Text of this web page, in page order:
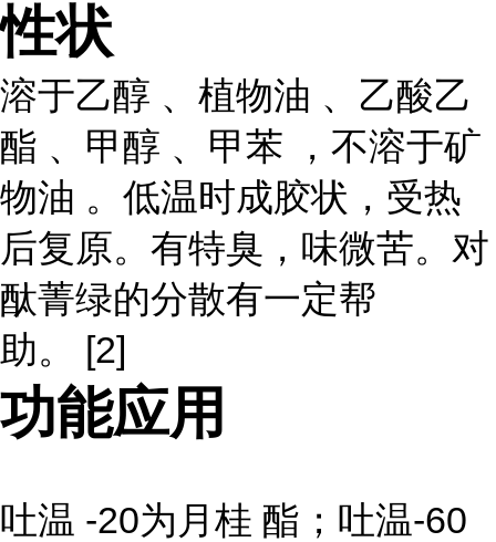
性状
溶于乙醇 、植物油 、乙酸乙
酯 、甲醇 、甲苯 ，不溶于矿
物油 。低温时成胶状，受热
后复原。有特臭，味微苦。对
酞菁绿的分散有一定帮
助。 [2]
功能应用
吐温 -20为月桂 酯；吐温-60